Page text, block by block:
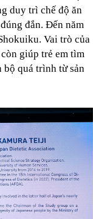
duy trì chế độ ăn
đắn. Đến năm
Vai trò của
giúp trẻ em tìm
bộ quá trình từ sản